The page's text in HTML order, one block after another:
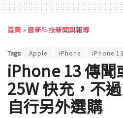
首頁 »最新科技新聞與報導
Tags: Apple iPhone iPhone 13
iPhone 13 傳聞
25W 快充，不
自行另外選購